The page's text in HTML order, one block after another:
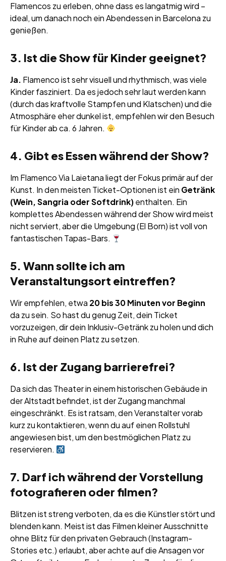
Flamencos zu erleben, ohne dass es langatmig wird –
ideal, um danach noch ein Abendessen in Barcelona zu
genießen.
3. Ist die Show für Kinder geeignet?
Ja. Flamenco ist sehr visuell und rhythmisch, was viele
Kinder fasziniert. Da es jedoch sehr laut werden kann
(durch das kraftvolle Stampfen und Klatschen) und die
Atmosphäre eher dunkel ist, empfehlen wir den Besuch
für Kinder ab ca. 6 Jahren.
4. Gibt es Essen während der Show?
Im Flamenco Via Laietana liegt der Fokus primär auf der
Kunst. In den meisten Ticket-Optionen ist ein Getränk
(Wein, Sangria oder Softdrink)enthalten. Ein
komplettes Abendessen während der Show wird meist
nicht serviert, aber die Umgebung (El Born) ist voll von
fantastischen Tapas-Bars.
5. Wann sollte ich am
Veranstaltungsort eintreffen?
Wir empfehlen, etwa 20 bis 30 Minuten vor Beginn
da zu sein. So hast du genug Zeit, dein Ticket
vorzuzeigen, dir dein Inklusiv-Getränk zu holen und dich
in Ruhe auf deinen Platz zu setzen.
6. Ist der Zugang barrierefrei?
Da sich das Theater in einem historischen Gebäude in
der Altstadt befindet, ist der Zugang manchmal
eingeschränkt. Es ist ratsam, den Veranstalter vorab
kurz zu kontaktieren, wenn du auf einen Rollstuhl
angewiesen bist, um den bestmöglichen Platz zu
reservieren.
7. Darf ich während der Vorstellung
fotografieren oder filmen?
Blitzen ist streng verboten, da es die Künstler stört und
blenden kann. Meist ist das Filmen kleiner Ausschnitte
ohne Blitz für den privaten Gebrauch (Instagram-
Stories etc.) erlaubt, aber achte auf die Ansagen vor